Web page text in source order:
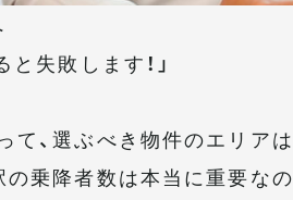
失敗します！」
て、選ぶべき物件のエリアは
の乗降者数は本当に重要な